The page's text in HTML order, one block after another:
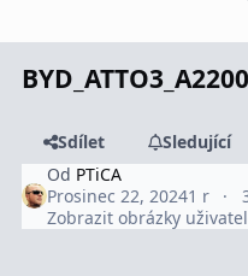
Sdílet
Sledující
Od PTiCA
Prosinec 22, 20241 r
Zobrazit obrázky